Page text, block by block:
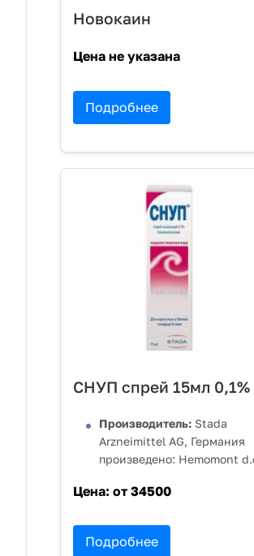
Новокаин
Цена не указана
Подробнее
СНУП спрей 15мл 0,1%
Производитель: Stada
Arzneimittel AG, Германия
произведено: Hemomont
Цена: от 34500
Подробнее